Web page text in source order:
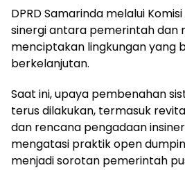
DPRD Samarinda melalui
sinergi antara pemerintah dan
menciptakan lingkungan yang
berkelanjutan.
Saat ini, upaya pembenahan
terus dilakukan, termasuk
dan rencana pengadaan
mengatasi praktik open
menjadi sorotan pemerintah